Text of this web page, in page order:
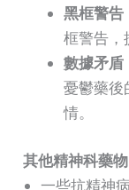
黑框警告
框警告，
數據矛盾
憂鬱藥後
情。
其他精神科藥物
一些抗精神